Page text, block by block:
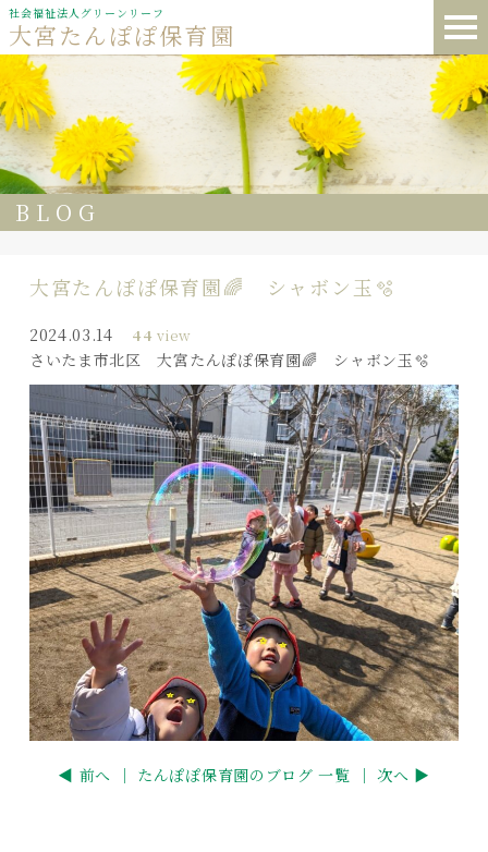
社会福祉法人グリーンリーフ
大宮たんぽぽ保育園
BLOG
大宮たんぽぽ保育園🌈 シャボン玉🫧
2024.03.14 44 view
さいたま市北区 大宮たんぽぽ保育園🌈 シャボン玉🫧
◀ 前へ ｜ たんぽぽ保育園のブログ 一覧 ｜ 次へ ▶